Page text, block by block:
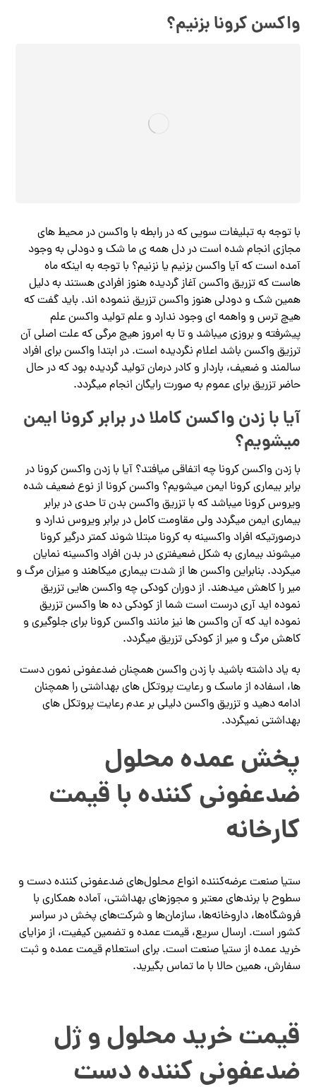
واکسن کرونا بزنیم؟
با توجه به تبلیغات سویی که در رابطه با واکسن در محیط های
مجازی انجام شده است در دل همه ی ما شک و دودلی به وجود
آمده است که آیا واکسن بزنیم یا نزنیم؟ با توجه به اینکه ماه
هاست که تزریق واکسن آغاز گردیده هنوز افرادی هستند به دلیل
همین شک و دودلی هنوز واکسن تزریق ننموده اند. باید گفت که
هیچ ترس و واهمه ای وجود ندارد و علم تولید واکسن علم
پیشرفته و بروزی میباشد و تا به امروز هیچ مرگی که علت اصلی آن
ترزیق واکسن باشد اعلام نگردیده است. در ابتدا واکسن برای افراد
سالمند و ضعیف، باردار و کادر درمان تولید گردیده بود که در حال
حاضر تزریق برای عموم به صورت رایگان انجام میگردد.
آیا با زدن واکسن کاملا در برابر کرونا ایمن
میشویم؟
با زدن واکسن کرونا چه اتفاقی میافتد؟ آیا با زدن واکسن کرونا در
برابر بیماری کرونا ایمن میشویم؟ واکسن کرونا از نوع ضعیف شده
ویروس کرونا میباشد که با تزریق واکسن بدن تا حدی در برابر
بیماری ایمن میگردد ولی مقاومت کامل در برابر ویروس ندارد و
درصورتیکه افراد واکسینه به کرونا مبتلا شوند کمتر درگیر کرونا
میشوند بیماری به شکل ضعیفتری در بدن افراد واکسینه نمایان
میکردد. بنابراین واکسن ها از شدت بیماری میکاهند و میزان مرگ و
میر را کاهش میدهند. از دوران کودکی چه واکسن هایی تزریق
نموده اید آری درست است شما از کودکی ده ها واکسن تزریق
نموده اید که آن واکسن ها نیز مانند واکسن کرونا برای جلوگیری و
کاهش مرگ و میر از کودکی تزریق میگردد.
به یاد داشته باشید با زدن واکسن همچنان ضدعفونی نمون دست
ها، اسفاده از ماسک و رعایت پروتکل های بهداشتی را همچنان
ادامه دهید و تزریق واکسن دلیلی بر عدم رعایت پروتکل های
بهداشتی نمیگردد.
پخش عمده محلول
ضدعفونی کننده با قیمت
کارخانه
ستیا صنعت عرضه‌کننده انواع محلول‌های ضدعفونی کننده دست و
سطوح با برندهای معتبر و مجوزهای بهداشتی، آماده همکاری با
فروشگاه‌ها، داروخانه‌ها، سازمان‌ها و شرکت‌های پخش در سراسر
کشور است. ارسال سریع، قیمت عمده و تضمین کیفیت، از مزایای
خرید عمده از ستیا صنعت است. برای استعلام قیمت عمده و ثبت
سفارش، همین حالا با ما تماس بگیرید.
قیمت خرید محلول و ژل
ضدعفونی کننده دست